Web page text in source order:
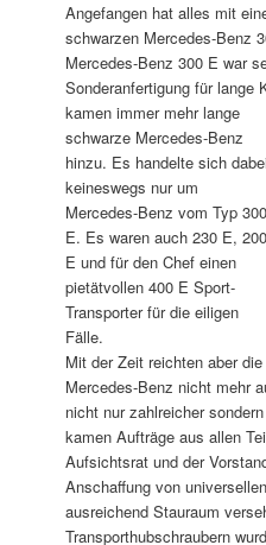
Angefangen hat alles mit
schwarzen Mercedes-Benz
Mercedes-Benz 300 E war
Sonderanfertigung für lange
kamen immer mehr lange
schwarze Mercedes-Benz
hinzu. Es handelte sich
keineswegs nur um
Mercedes-Benz vom Typ 300
E. Es waren auch 230 E, 200
E und für den Chef einen
pietätvollen 400 E Sport-
Transporter für die eiligen
Fälle.
Mit der Zeit reichten aber
Mercedes-Benz nicht mehr
nicht nur zahlreicher
kamen Aufträge aus allen
Aufsichtsrat und der
Anschaffung von
ausreichend Stauraum
Transporthubschraubern